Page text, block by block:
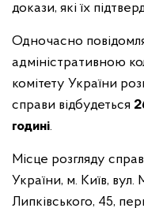
докази, які їх
Одночасно
адміністративною
комітету України
справи відбудеться
годині.
Місце розгляду
України, м. Київ,
Липківського, 45,